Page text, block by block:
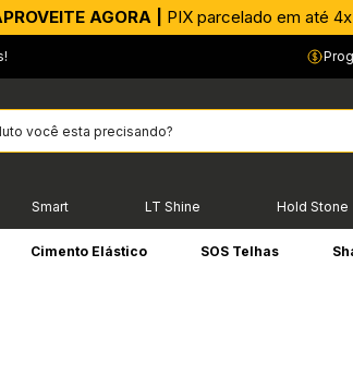
AGORA | PIX parcelado em até
Smart LT Shine Hold Stone
Cimento Elástico SOS Telhas